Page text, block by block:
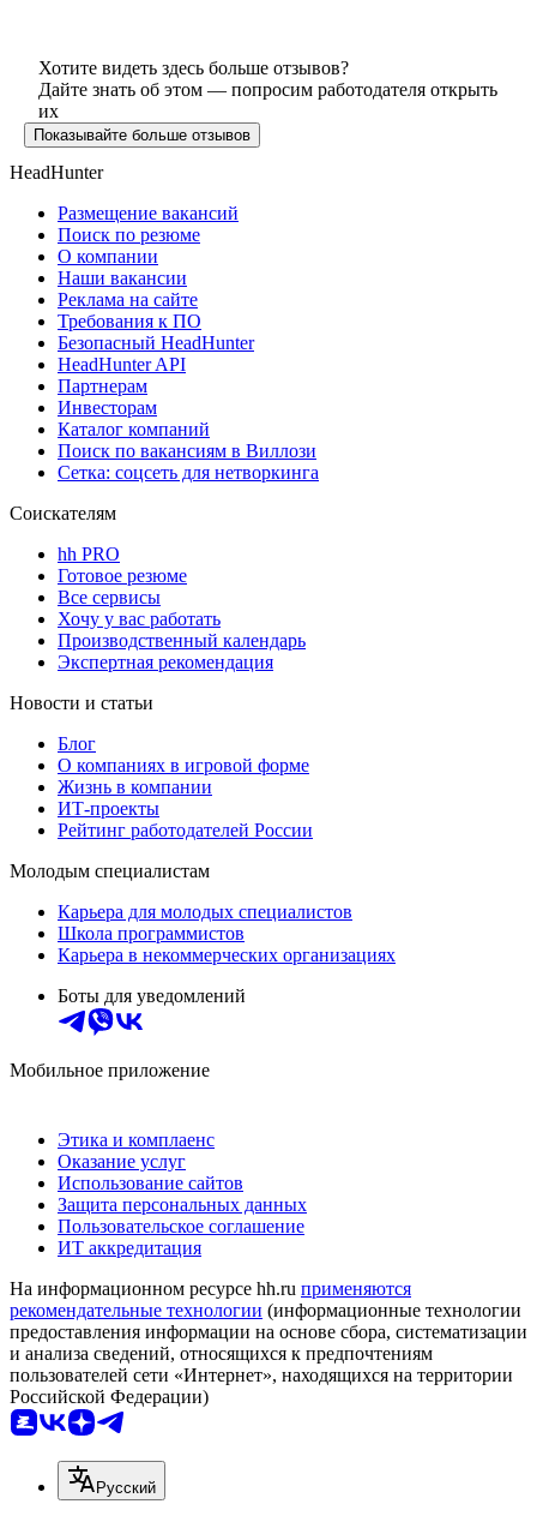
Хотите видеть здесь больше отзывов?
Дайте знать об этом — попросим работодателя открыть
их
Показывайте больше отзывов
HeadHunter
Размещение вакансий
Поиск по резюме
О компании
Наши вакансии
Реклама на сайте
Требования к ПО
Безопасный HeadHunter
HeadHunter API
Партнерам
Инвесторам
Каталог компаний
Поиск по вакансиям в Виллози
Сетка: соцсеть для нетворкинга
Соискателям
hh PRO
Готовое резюме
Все сервисы
Хочу у вас работать
Производственный календарь
Экспертная рекомендация
Новости и статьи
Блог
О компаниях в игровой форме
Жизнь в компании
ИТ-проекты
Рейтинг работодателей России
Молодым специалистам
Карьера для молодых специалистов
Школа программистов
Карьера в некоммерческих организациях
Боты для уведомлений
Мобильное приложение
Этика и комплаенс
Оказание услуг
Использование сайтов
Защита персональных данных
Пользовательское соглашение
ИТ аккредитация
На информационном ресурсе hh.ru применяются
рекомендательные технологии (информационные технологии
предоставления информации на основе сбора, систематизации
и анализа сведений, относящихся к предпочтениям
пользователей сети «Интернет», находящихся на территории
Российской Федерации)
Русский